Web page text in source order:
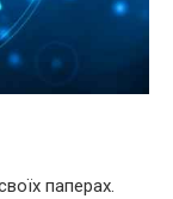
паперах.